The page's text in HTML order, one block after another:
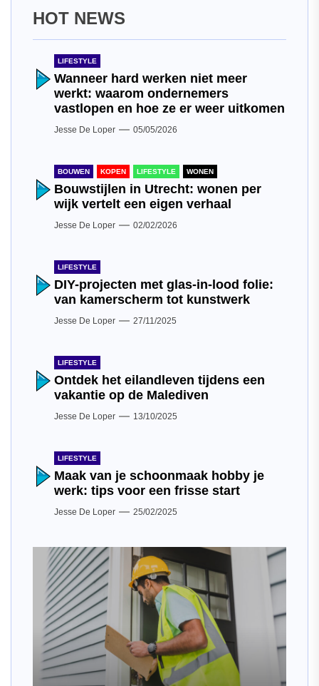
HOT NEWS
LIFESTYLE
Wanneer hard werken niet meer
werkt: waarom ondernemers
vastlopen en hoe ze er weer uitkomen
Jesse De Loper 05/05/2026
BOUWEN KOPEN LIFESTYLE WONEN
Bouwstijlen in Utrecht: wonen per
wijk vertelt een eigen verhaal
Jesse De Loper 02/02/2026
LIFESTYLE
DIY-projecten met glas-in-lood folie:
van kamerscherm tot kunstwerk
Jesse De Loper 27/11/2025
LIFESTYLE
Ontdek het eilandleven tijdens een
vakantie op de Malediven
Jesse De Loper 13/10/2025
LIFESTYLE
Maak van je schoonmaak hobby je
werk: tips voor een frisse start
Jesse De Loper 25/02/2025